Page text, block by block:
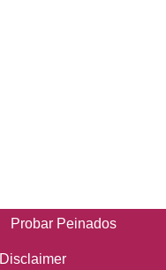
Probar Peinados
Disclaimer